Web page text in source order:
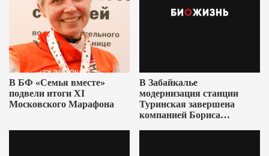
В БФ «Семья вместе»
подвели итоги XI
Московского Марафона
В Забайкалье
модернизация станции
Туринская завершена
компанией Бориса